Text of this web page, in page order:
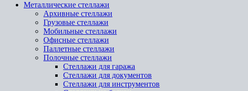
Металлические стеллажи
Архивные стеллажи
Грузовые стеллажи
Мобильные стеллажи
Офисные стеллажи
Паллетные стеллажи
Полочные стеллажи
Стеллажи для гаража
Стеллажи для документов
Стеллажи для инструментов